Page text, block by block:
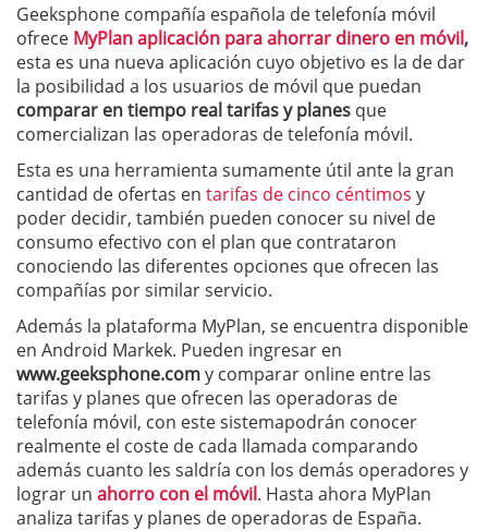
Geeksphone compañía española de telefonía móvil
ofrece MyPlan aplicación para ahorrar dinero en móvil,
esta es una nueva aplicación cuyo objetivo es la de dar
la posibilidad a los usuarios de móvil que puedan
comparar en tiempo real tarifas y planes que
comercializan las operadoras de telefonía móvil.
Esta es una herramienta sumamente útil ante la gran
cantidad de ofertas en tarifas de cinco céntimos y
poder decidir, también pueden conocer su nivel de
consumo efectivo con el plan que contrataron
conociendo las diferentes opciones que ofrecen las
compañías por similar servicio.
Además la plataforma MyPlan, se encuentra disponible
en Android Markek. Pueden ingresar en
www.geeksphone.comy comparar online entre las
tarifas y planes que ofrecen las operadoras de
telefonía móvil, con este sistemapodrán conocer
realmente el coste de cada llamada comparando
además cuanto les saldría con los demás operadores y
lograr un ahorro con el móvil. Hasta ahora MyPlan
analiza tarifas y planes de operadoras de España.